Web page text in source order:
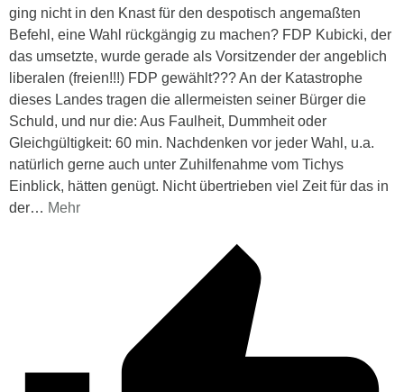
ging nicht in den Knast für den despotisch angemaßten
Befehl, eine Wahl rückgängig zu machen? FDP Kubicki, der
das umsetzte, wurde gerade als Vorsitzender der angeblich
liberalen (freien!!!) FDP gewählt??? An der Katastrophe
dieses Landes tragen die allermeisten seiner Bürger die
Schuld, und nur die: Aus Faulheit, Dummheit oder
Gleichgültigkeit: 60 min. Nachdenken vor jeder Wahl, u.a.
natürlich gerne auch unter Zuhilfenahme vom Tichys
Einblick, hätten genügt. Nicht übertrieben viel Zeit für das in
der… Mehr